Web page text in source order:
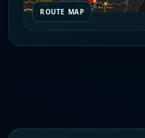
ROUTE MAP